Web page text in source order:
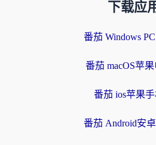
下载应
番茄 Windows
番茄 macOS苹
番茄 ios苹果
番茄 Android安